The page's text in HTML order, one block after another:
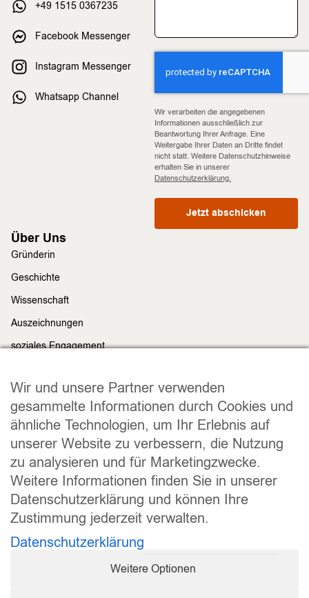
+49 1515 0367235
Facebook Messenger
Instagram Messenger
Whatsapp Channel
Wir verarbeiten die angegebenen
Informationen ausschließlich zur
Beantwortung Ihrer Anfrage. Eine
Weitergabe Ihrer Daten an Dritte findet
nicht statt. Weitere Datenschutzhinweise
erhalten Sie in unserer
Datenschutzerklärung.
Jetzt abschicken
Über Uns
Gründerin
Geschichte
Wissenschaft
Auszeichnungen
soziales Engagement
Rechtliches
Impressum
Datenschutz
Widerrufsrecht
Allgemeine Geschäftsbedingungen
Versand und Lieferung
Zahlungsweisen
Barrierefreiheitserklärung
Wir und unsere Partner verwenden
gesammelte Informationen durch Cookies und
ähnliche Technologien, um Ihr Erlebnis auf
unserer Website zu verbessern, die Nutzung
zu analysieren und für Marketingzwecke.
Weitere Informationen finden Sie in unserer
Datenschutzerklärung und können Ihre
Zustimmung jederzeit verwalten.
Datenschutzerklärung
Weitere Optionen